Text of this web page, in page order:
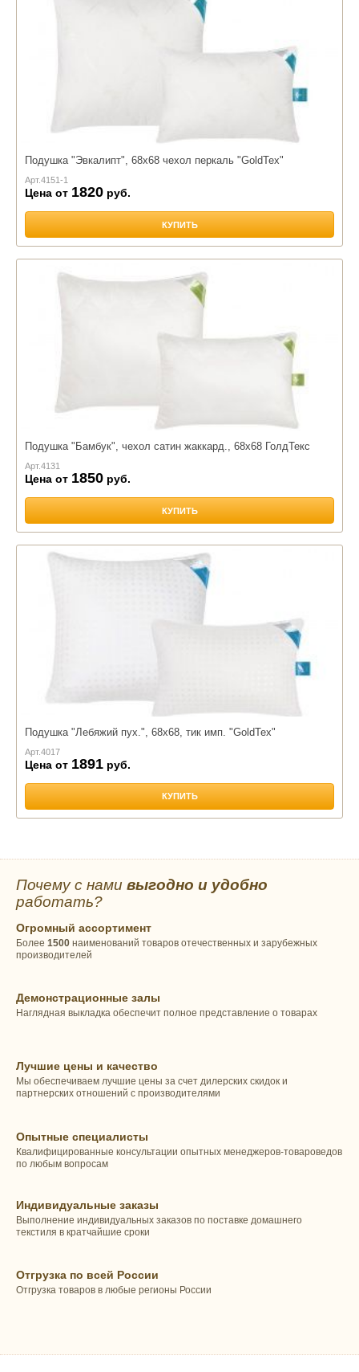
Подушка "Эвкалипт", 68х68 чехол перкаль "GoldTex"
Арт.4151-1
Цена от 1820 руб.
КУПИТЬ
Подушка "Бамбук", чехол сатин жаккард., 68х68 ГолдТекс
Арт.4131
Цена от 1850 руб.
КУПИТЬ
Подушка "Лебяжий пух.", 68х68, тик имп. "GoldTex"
Арт.4017
Цена от 1891 руб.
КУПИТЬ
Почему с нами выгодно и удобно
работать?
Огромный ассортимент
Более 1500 наименований товаров отечественных и зарубежных
производителей
Демонстрационные залы
Наглядная выкладка обеспечит полное представление о товарах
Лучшие цены и качество
Мы обеспечиваем лучшие цены за счет дилерских скидок и
партнерских отношений с производителями
Опытные специалисты
Квалифицированные консультации опытных менеджеров-товароведов
по любым вопросам
Индивидуальные заказы
Выполнение индивидуальных заказов по поставке домашнего
текстиля в кратчайшие сроки
Отгрузка по всей России
Отгрузка товаров в любые регионы России